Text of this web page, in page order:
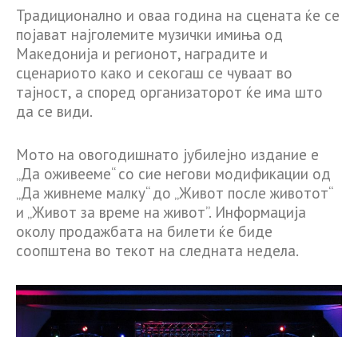
Традиционално и оваа година на сцената ќе се
појават најголемите музички имиња од
Македонија и регионот, наградите и
сценариото како и секогаш се чуваат во
тајност, а според организаторот ќе има што
да се види.
Мото на овогодишнато јубилејно издание е
„Да оживееме“ со сие негови модификации од
„Да живнеме малку“ до „Живот после животот“
и „Живот за време на живот”. Информација
околу продажбата на билети ќе биде
соопштена во текот на следната недела.